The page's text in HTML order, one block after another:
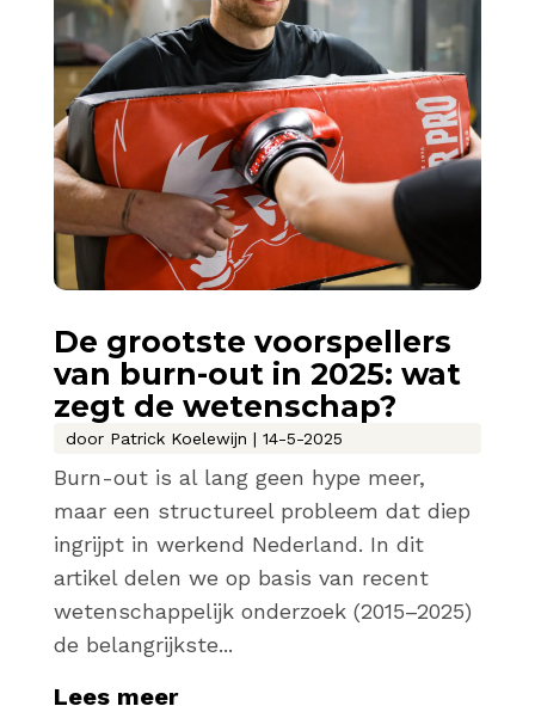
De grootste voorspellers
van burn-out in 2025: wat
zegt de wetenschap?
door Patrick Koelewijn | 14-5-2025
Burn-out is al lang geen hype meer,
maar een structureel probleem dat diep
ingrijpt in werkend Nederland. In dit
artikel delen we op basis van recent
wetenschappelijk onderzoek (2015–2025)
de belangrijkste...
Lees meer